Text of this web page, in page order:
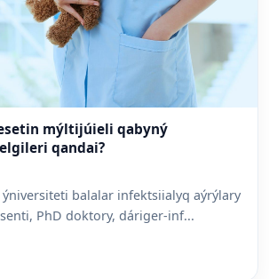
mýltijúieli qabyný
qandai?
balalar infektsiialyq aýrýlary
PhD doktory, dáriger-inf...